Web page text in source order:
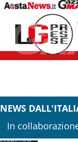
NEWS
In